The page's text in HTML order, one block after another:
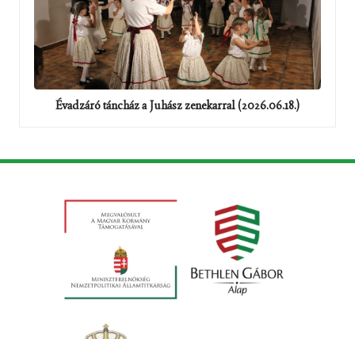
Évadzáró táncház a Juhász zenekarral (2026.06.18.)